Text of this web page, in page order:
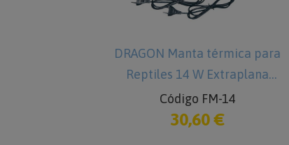
DRAGON Manta térmica para
Reptiles 14 W Extraplana
Código FM-14
30,60 €